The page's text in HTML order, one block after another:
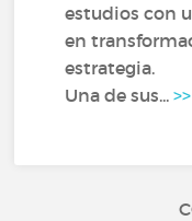
estudios con
en
estrategia.
Una de sus...